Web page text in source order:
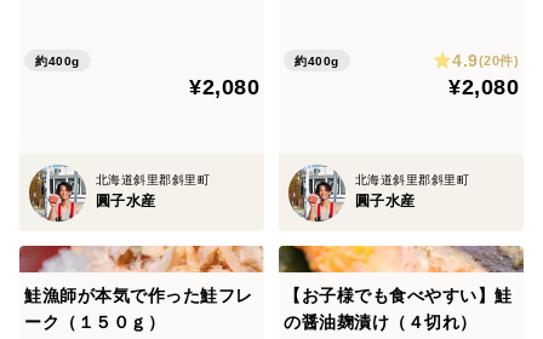
約400g
¥2,080
北海道斜里郡斜里町
圓子水産
約400g 4.9(20件)
¥2,080
北海道斜里郡斜里町
圓子水産
鮭漁師が本気で作った鮭フレ
ーク（１５０ｇ）
【お子様でも食べやすい】鮭
の醤油麹漬け（４切れ）